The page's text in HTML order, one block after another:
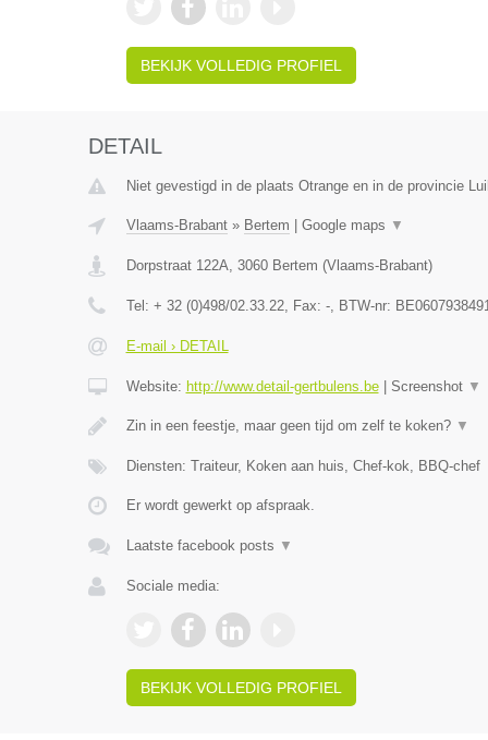
BEKIJK VOLLEDIG PROFIEL
DETAIL
Niet gevestigd in de plaats Otrange en in de provincie
Vlaams-Brabant» Bertem Google maps ▼
Dorpstraat 122A, 3060 Bertem (Vlaams-Brabant)
Tel: + 32 (0)498/02.33.22, Fax: -, BTW-nr:
E-mail › DETAIL
Website: http://www.detail-gertbulens.be| Screenshot ▼
Zin in een feestje, maar geen tijd om zelf te koken? ▼
Diensten: Traiteur, Koken aan huis, Chef-kok, BBQ-chef
Er wordt gewerkt op afspraak.
Laatste facebook posts ▼
Sociale media:
BEKIJK VOLLEDIG PROFIEL